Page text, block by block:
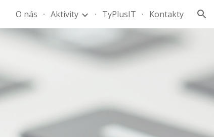
O nás Aktivity TyPlusIT Kontakty